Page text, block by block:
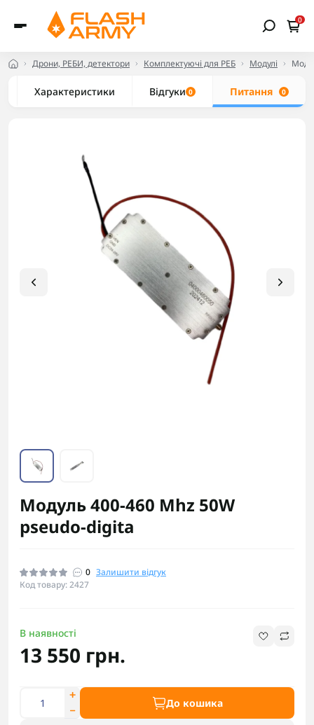
0
Дрони, РЕБИ, детектори Комплектуючі для РЕБ Модулі
Характеристики Відгуки 0 Питання 0
Модуль 400-460 Mhz 50W
pseudo-digita
0 Залишити відгук
Код товару: 2427
В наявності
13 550 грн.
До кошика